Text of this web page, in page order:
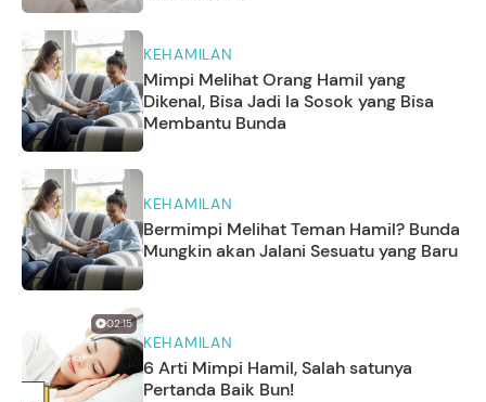
KEHAMILAN
Mimpi Melihat Orang Hamil yang
Dikenal, Bisa Jadi Ia Sosok yang Bisa
Membantu Bunda
KEHAMILAN
Bermimpi Melihat Teman Hamil? Bunda
Mungkin akan Jalani Sesuatu yang Baru
02:15
KEHAMILAN
6 Arti Mimpi Hamil, Salah satunya
Pertanda Baik Bun!